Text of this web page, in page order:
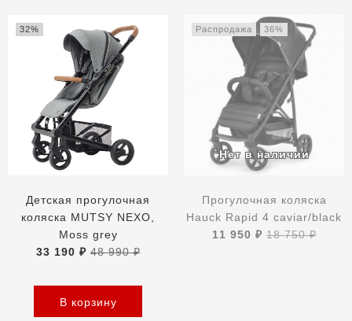
32%
Детская прогулочная
коляска MUTSY NEXO,
Moss grey
33 190 ₽ 48 990 ₽
В корзину
Распродажа 36%
Прогулочная коляска
Hauck Rapid 4 caviar/black
11 950 ₽18 750 ₽